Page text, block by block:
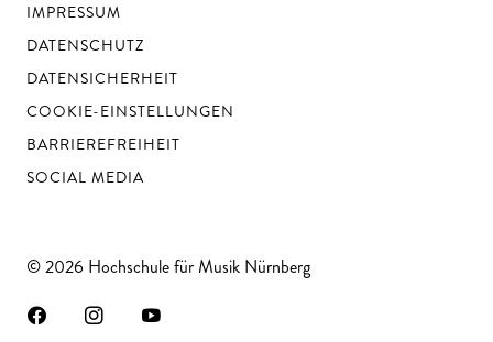
IMPRESSUM
DATENSCHUTZ
DATENSICHERHEIT
COOKIE-EINSTELLUNGEN
BARRIEREFREIHEIT
SOCIAL MEDIA
© 2026 Hochschule für Musik Nürnberg